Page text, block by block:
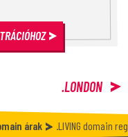
.LONDON
árak .LIVING domain